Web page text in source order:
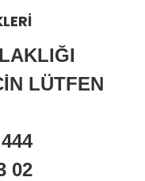
LÜTFEN
02